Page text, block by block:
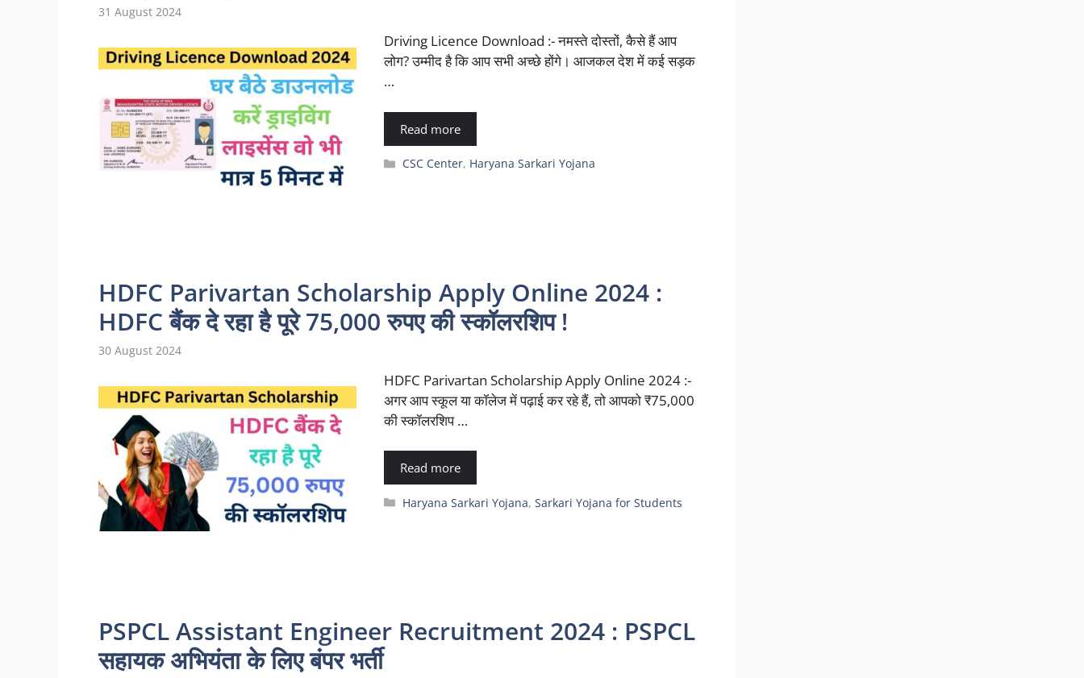
31 August 2024
Driving Licence Download :- नमस्ते दोस्तों, कैसे हैं आप
लोग? उम्मीद है कि आप सभी अच्छे होंगे। आजकल देश में कई सड़क
…
Read more
Categories
CSC Center, Haryana Sarkari Yojana
HDFC Parivartan Scholarship Apply Online 2024 :
HDFC बैंक दे रहा है पूरे 75,000 रुपए की स्कॉलरशिप !
30 August 2024
HDFC Parivartan Scholarship Apply Online 2024 :-
अगर आप स्कूल या कॉलेज में पढ़ाई कर रहे हैं, तो आपको ₹75,000
की स्कॉलरशिप …
Read more
Categories
Haryana Sarkari Yojana,Sarkari Yojana for Students
PSPCL Assistant Engineer Recruitment 2024 : PSPCL
सहायक अभियंता के लिए बंपर भर्ती